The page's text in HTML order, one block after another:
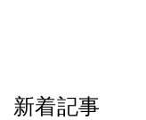
新着記事